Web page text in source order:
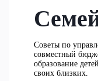
Советы по
совместный
образование
своих близких.